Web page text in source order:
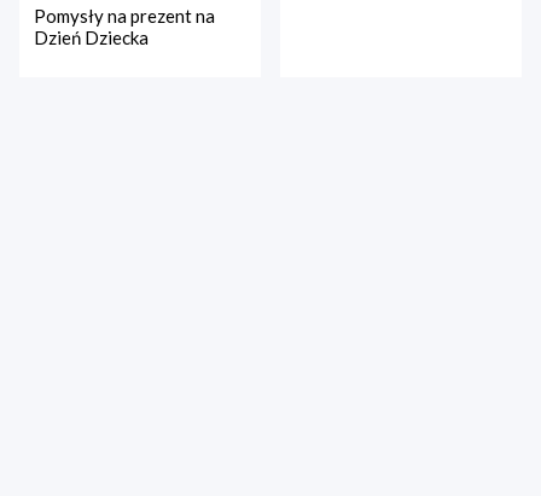
Pomysły na prezent na
Dzień Dziecka